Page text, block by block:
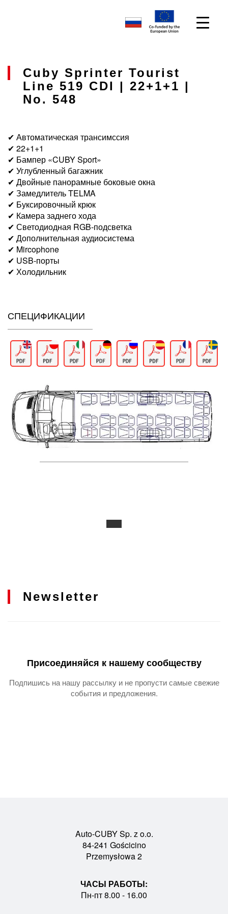
Cuby Sprinter Tourist
Line 519 CDI | 22+1+1 |
No. 548
✔ Автоматическая трансимссия
✔ 22+1+1
✔ Бампер «CUBY Sport»
✔ Углубленный багажник
✔ Двойные панорамные боковые окна
✔ Замедлитель TELMA
✔ Буксировочный крюк
✔ Камера заднего хода
✔ Светодиодная RGB-подсветка
✔ Дополнительная аудиосистема
✔ Mircophone
✔ USB-порты
✔ Холодильник
СПЕЦИФИКАЦИИ
Newsletter
Присоединяйся к нашему сообществу
Подпишись на нашу рассылку и не пропусти самые свежие
события и предложения.
Auto-CUBY Sp. z o.o.
84-241 Gościcino
Przemysłowa 2
ЧАСЫ РАБОТЫ:
Пн-пт 8.00 - 16.00